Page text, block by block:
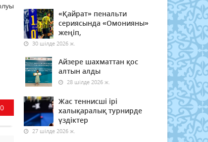
0
«Қайрат» пенальти
сериясында «Омонияны»
жеңіп,
30 шілде 2026 ж.
Айзере шахматтан қос
алтын алды
28 шілде 2026 ж.
Жас теннисші ірі
халықаралық турнирде
үздіктер
27 шілде 2026 ж.